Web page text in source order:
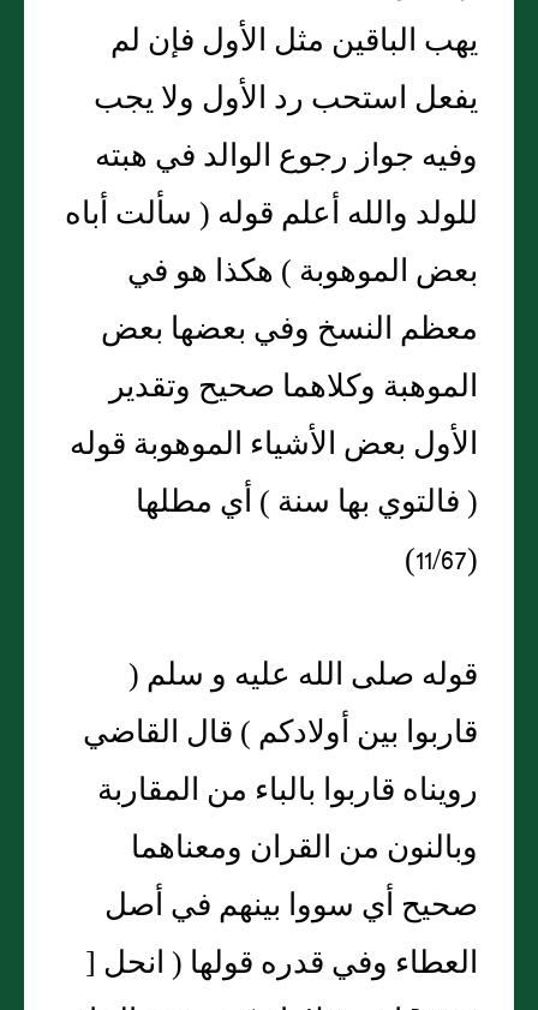
يهب الباقين مثل الأول فإن لم
يفعل استحب رد الأول ولا يجب
وفيه جواز رجوع الوالد في هبته
للولد والله أعلم قوله ( سألت أباه
بعض الموهوبة ) هكذا هو في
معظم النسخ وفي بعضها بعض
الموهبة وكلاهما صحيح وتقدير
الأول بعض الأشياء الموهوبة قوله
( فالتوي بها سنة ) أي مطلها
(11/67)
قوله صلى الله عليه و سلم (
قاربوا بين أولادكم ) قال القاضي
رويناه قاربوا بالباء من المقاربة
وبالنون من القران ومعناهما
صحيح أي سووا بينهم في أصل
العطاء وفي قدره قولها ( انحل [